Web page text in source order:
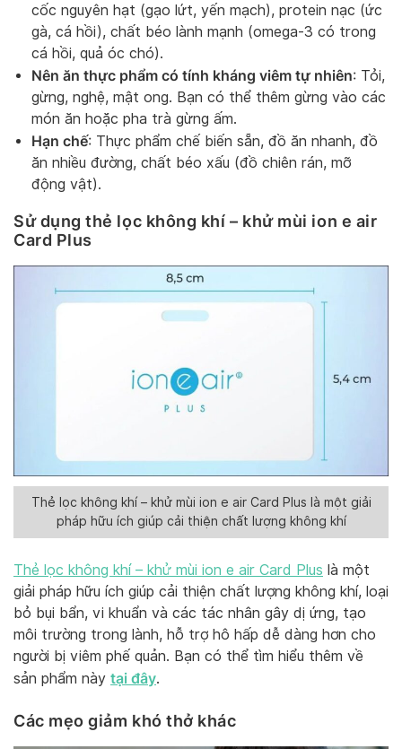
cốc nguyên hạt (gạo lứt, yến mạch), protein nạc (ức
gà, cá hồi), chất béo lành mạnh (omega-3 có trong
cá hồi, quả óc chó).
Nên ăn thực phẩm có tính kháng viêm tự nhiên: Tỏi,
gừng, nghệ, mật ong. Bạn có thể thêm gừng vào các
món ăn hoặc pha trà gừng ấm.
Hạn chế: Thực phẩm chế biến sẵn, đồ ăn nhanh, đồ
ăn nhiều đường, chất béo xấu (đồ chiên rán, mỡ
động vật).
Sử dụng thẻ lọc không khí – khử mùi ion e air
Card Plus
Thẻ lọc không khí – khử mùi ion e air Card Plus là một giải
pháp hữu ích giúp cải thiện chất lượng không khí
Thẻ lọc không khí – khử mùi ion e air Card Plus là một
giải pháp hữu ích giúp cải thiện chất lượng không khí, loại
bỏ bụi bẩn, vi khuẩn và các tác nhân gây dị ứng, tạo
môi trường trong lành, hỗ trợ hô hấp dễ dàng hơn cho
người bị viêm phế quản. Bạn có thể tìm hiểu thêm về
sản phẩm này tại đây.
Các mẹo giảm khó thở khác